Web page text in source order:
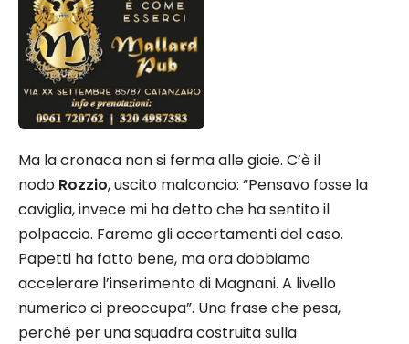
Ma la cronaca non si ferma alle gioie. C’è il
nodo Rozzio, uscito malconcio: “Pensavo fosse la
caviglia, invece mi ha detto che ha sentito il
polpaccio. Faremo gli accertamenti del caso.
Papetti ha fatto bene, ma ora dobbiamo
accelerare l’inserimento di Magnani. A livello
numerico ci preoccupa”. Una frase che pesa,
perché per una squadra costruita sulla